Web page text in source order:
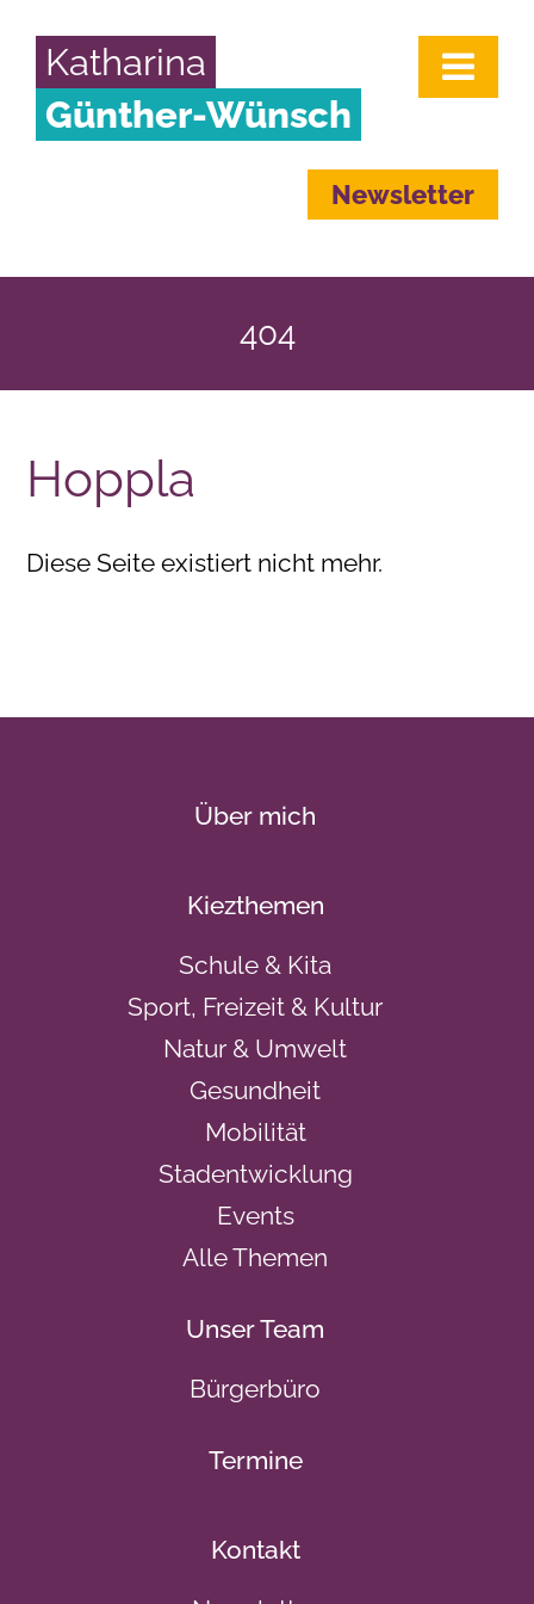
Katharina
Günther-Wünsch
Newsletter
404
Hoppla
Diese Seite existiert nicht mehr.
Über mich
Kiezthemen
Schule & Kita
Sport, Freizeit & Kultur
Natur & Umwelt
Gesundheit
Mobilität
Stadentwicklung
Events
Alle Themen
Unser Team
Bürgerbüro
Termine
Kontakt